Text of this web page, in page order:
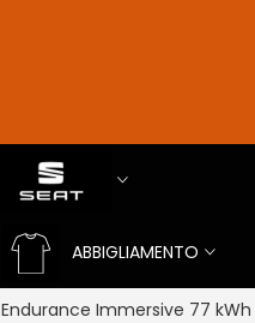
ABBIGLIAMENTO
Endurance Immersive 77